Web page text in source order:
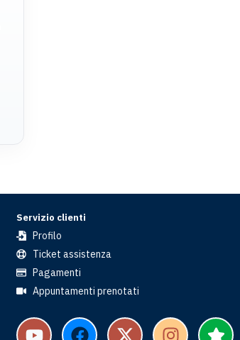
Servizio clienti
Profilo
Ticket assistenza
Pagamenti
Appuntamenti prenotati